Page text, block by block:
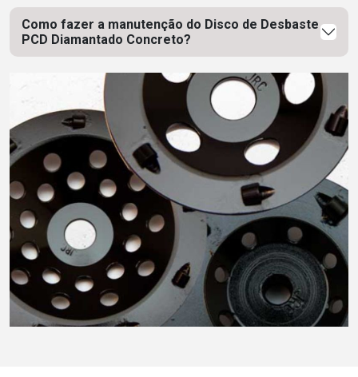
Como fazer a manutenção do Disco de Desbaste
PCD Diamantado Concreto?